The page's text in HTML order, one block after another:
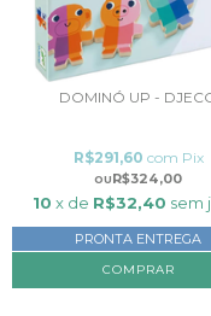
DOMINÓ UP -
R$324,00
R$291,60 com Pix
10 x de R$32,40 sem
PRONTA ENTREGA